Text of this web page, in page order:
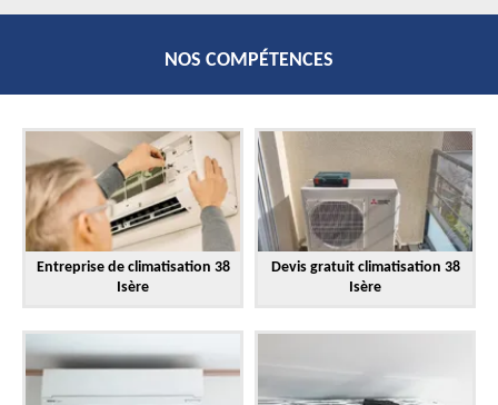
NOS COMPÉTENCES
Entreprise de climatisation 38
Isère
Devis gratuit climatisation 38
Isère